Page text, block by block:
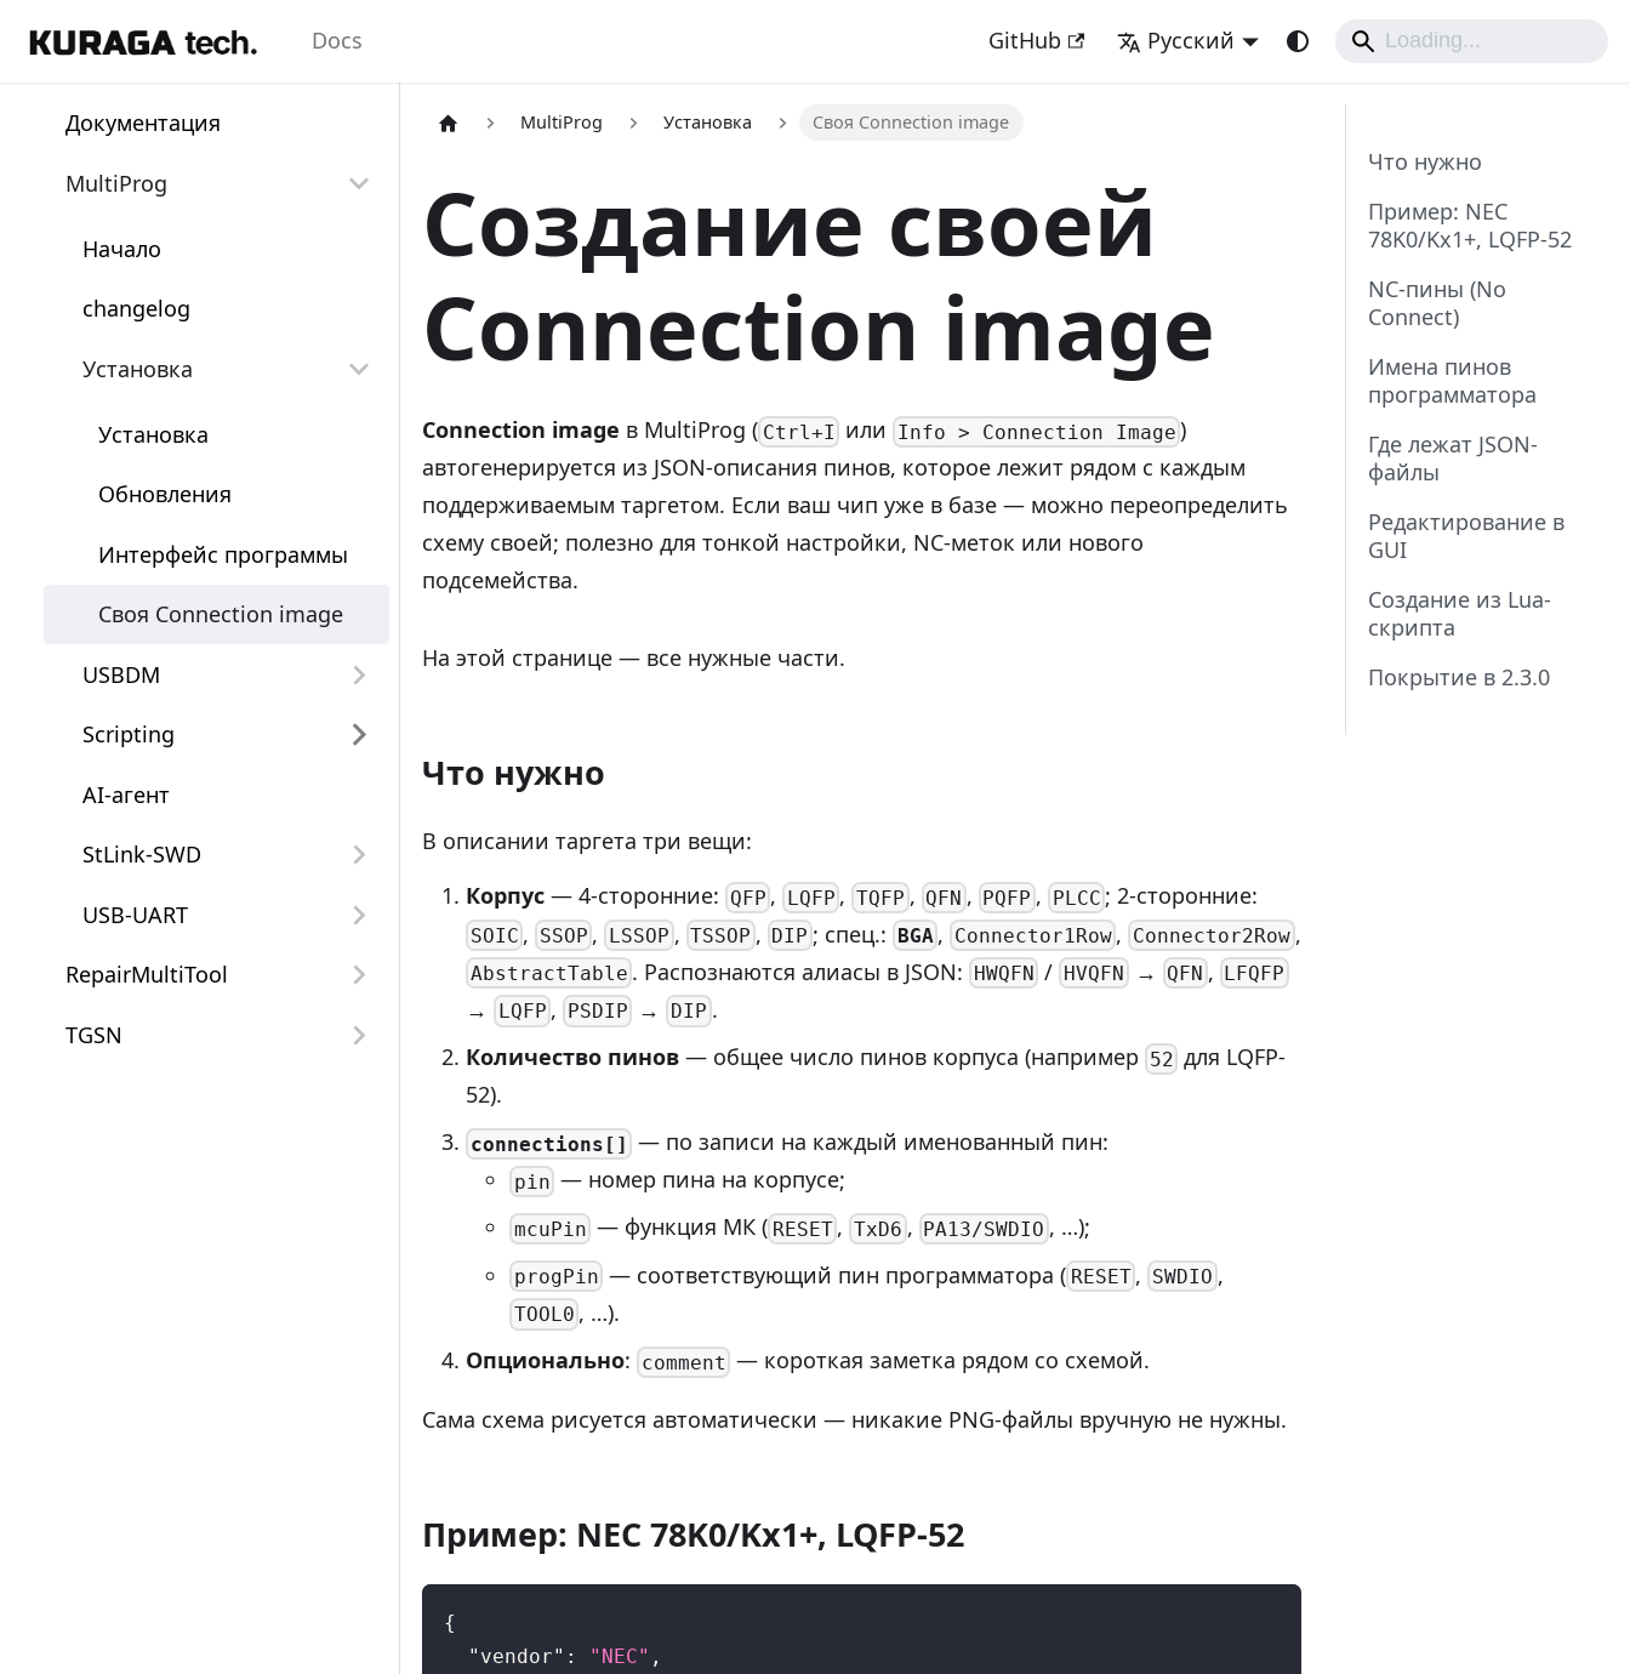
Docs GitHub Русский
Документация
MultiProg
Начало
changelog
Установка
Установка
Обновления
Интерфейс программы
Своя Connection image
USBDM
Scripting
AI-агент
StLink-SWD
USB-UART
RepairMultiTool
TGSN
MultiProg Установка Своя Connection image
Создание своей
Connection image
Connection image в MultiProg ( Ctrl+I или Info > Connection Image )
автогенерируется из JSON-описания пинов, которое лежит рядом с каждым
поддерживаемым таргетом. Если ваш чип уже в базе — можно переопределить
схему своей; полезно для тонкой настройки, NC-меток или нового
подсемейства.
На этой странице — все нужные части.
Что нужно
В описании таргета три вещи:
Корпус — 4-сторонние: QFP , LQFP ,TQFP , QFN , PQFP , PLCC ; 2-сторонние:
SOIC , SSOP , LSSOP , TSSOP , DIP ; спец.: BGA , Connector1Row , Connector2Row,
AbstractTable . Распознаются алиасы в JSON: HWQFN / HVQFN → QFN , LFQFP
→ LQFP , PSDIP → DIP .
Количество пинов — общее число пинов корпуса (например 52 для LQFP-
52).
connections[] — по записи на каждый именованный пин:
pin — номер пина на корпусе;
mcuPin — функция МК ( RESET ,TxD6 , PA13/SWDIO , …);
progPin — соответствующий пин программатора ( RESET , SWDIO ,
TOOL0 , …).
Опционально: comment — короткая заметка рядом со схемой.
Сама схема рисуется автоматически — никакие PNG-файлы вручную не нужны.
Пример: NEC 78K0/Kx1+, LQFP-52
{
"vendor" : "NEC" ,
Что нужно
Пример: NEC
78K0/Kx1+, LQFP-52
NC-пины (No
Connect)
Имена пинов
программатора
Где лежат JSON-
файлы
Редактирование в
GUI
Создание из Lua-
скрипта
Покрытие в 2.3.0